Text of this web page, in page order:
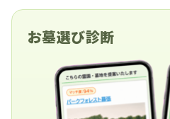
お墓選び診断